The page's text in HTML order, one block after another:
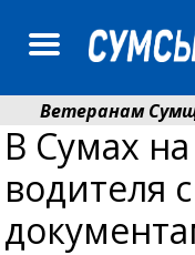
Ветеранам
Романько
В Сумах
водителя